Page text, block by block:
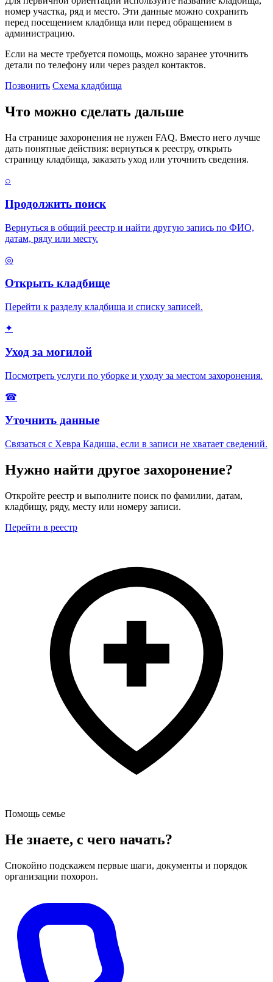
номер участка, ряд и место. Эти данные можно сохранить
перед посещением кладбища или перед обращением в
администрацию.
Если на месте требуется помощь, можно заранее уточнить
детали по телефону или через раздел контактов.
Позвонить Схема кладбища
Что можно сделать дальше
На странице захоронения не нужен FAQ. Вместо него лучше
дать понятные действия: вернуться к реестру, открыть
страницу кладбища, заказать уход или уточнить сведения.
⌕
Продолжить поиск
Вернуться в общий реестр и найти другую запись по ФИО,
датам, ряду или месту.
◎
Открыть кладбище
Перейти к разделу кладбища и списку записей.
✦
Уход за могилой
Посмотреть услуги по уборке и уходу за местом захоронения.
☎
Уточнить данные
Связаться с Хевра Кадиша, если в записи не хватает сведений.
Нужно найти другое захоронение?
Откройте реестр и выполните поиск по фамилии, датам,
кладбищу, ряду, месту или номеру записи.
Перейти в реестр
Помощь семье
Не знаете, с чего начать?
Спокойно подскажем первые шаги, документы и порядок
организации похорон.